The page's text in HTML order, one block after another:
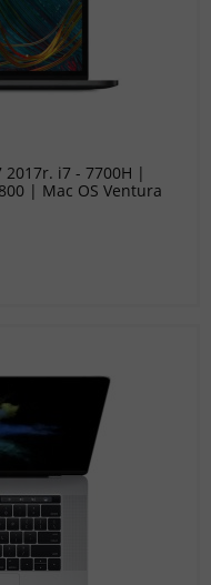
2017r. i7 - 7700H |
| Mac OS Ventura